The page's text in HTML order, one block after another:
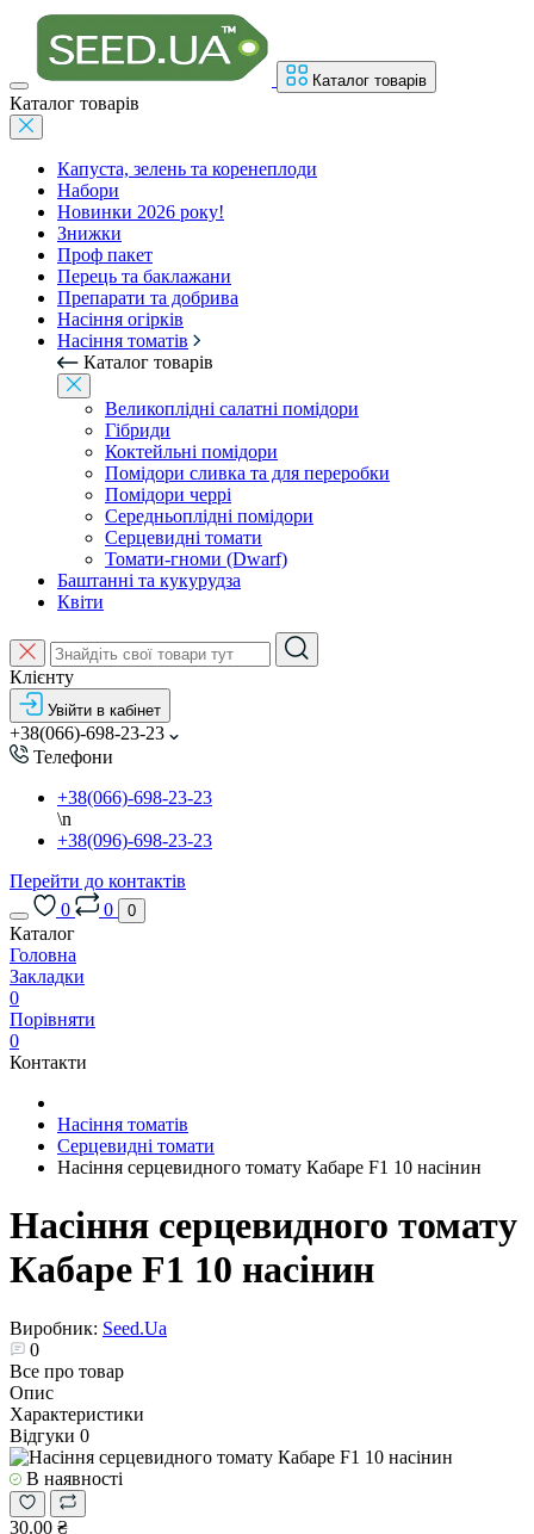
Каталог товарів
Каталог товарів
Капуста, зелень та коренеплоди
Набори
Новинки 2026 року!
Знижки
Проф пакет
Перець та баклажани
Препарати та добрива
Насіння огірків
Насіння томатів
Каталог товарів
Великоплідні салатні помідори
Гібриди
Коктейльні помідори
Помідори сливка та для переробки
Помідори черрі
Середньоплідні помідори
Серцевидні томати
Томати-гноми (Dwarf)
Баштанні та кукурудза
Квіти
Клієнту
Увійти в кабінет
+38(066)-698-23-23
Телефони
+38(066)-698-23-23
\n
+38(096)-698-23-23
Перейти до контактів
0
0 0
Каталог
Головна
Закладки
0
Порівняти
0
Контакти
Насіння томатів
Серцевидні томати
Насіння серцевидного томату Кабаре F1 10 насінин
Насіння серцевидного томату
Кабаре F1 10 насінин
Виробник: Seed.Ua
0
Все про товар
Опис
Характеристики
Відгуки 0
В наявності
30.00 ₴